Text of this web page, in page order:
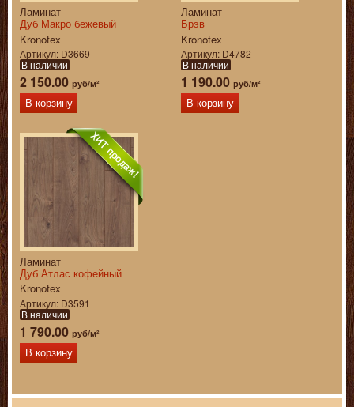
Ламинат
Дуб Макро бежевый
Kronotex
Артикул D3669
В наличии
2 150.00 руб/м²
В корзину
Ламинат
Брэв
Kronotex
Артикул D4782
В наличии
1 190.00 руб/м²
В корзину
Ламинат
Дуб Атлас кофейный
Kronotex
Артикул D3591
В наличии
1 790.00 руб/м²
В корзину